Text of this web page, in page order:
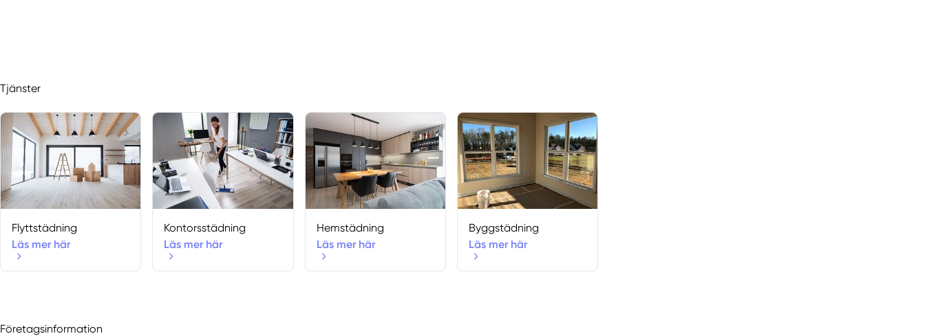
Tjänster
Flyttstädning
Läs mer här
Kontorsstädning
Läs mer här
Hemstädning
Läs mer här
Byggstädning
Läs mer här
Företagsinformation